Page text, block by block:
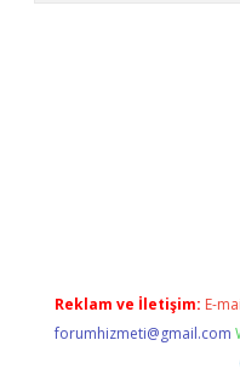
Reklam ve İletişim: E-
forumhizmeti@gmail.com